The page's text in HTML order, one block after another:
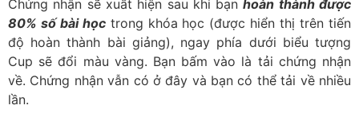
Chứng nhận sẽ xuất hiện sau khi bạnhoàn thành được
80% số bài họctrong khóa học (được hiển thị trên tiến
độ hoàn thành bài giảng), ngay phía dưới biểu tượng
Cup sẽ đổi màu vàng. Bạn bấm vào là tải chứng nhận
về. Chứng nhận vẫn có ở đây và bạn có thể tải về nhiều
lần.